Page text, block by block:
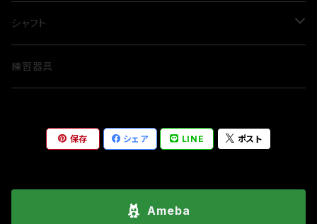
GINNICO model02 ☆
GINNICO model02 ☆☆
エミリッドバハマCV9
フェアウェイウッド
PROCEED・ダブルＲ FW SF
ユーティリティウッド
フューチャーフォース UT
Waoww Bang UT
アクシスゴルフ
モダート
ウェッジ
アクシスゴルフ Z-2ウェッジ
LAB GOLF
ダイレクトフォース2.1
Mezz.1 MAX
CROSSPUTT
TOUR 2.0
RED BLACK LABEL
Ai ZERO Putter
ファイターシリーズF16CC
シャフト
ドライバー用
デラマックス
TPT
ユーティリティー用
REVE
パター用
練習器具
保存 シェア LINE ポスト
Ameba